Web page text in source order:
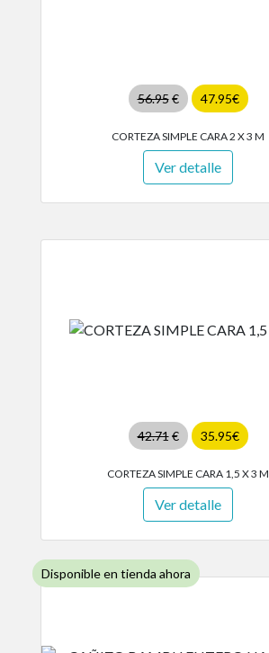
56.95€ 47.95€
CORTEZA SIMPLE CARA 2 X 3 M
Ver detalle
42.71€ 35.95€
CORTEZA SIMPLE CARA 1,5 X 3 M
Ver detalle
Disponible en tienda ahora